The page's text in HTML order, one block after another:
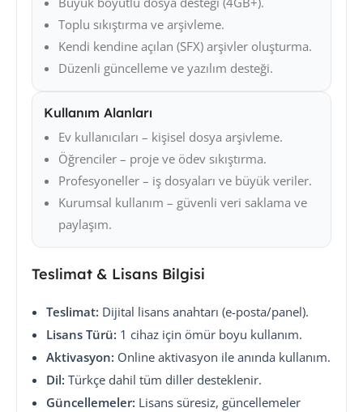
Toplu sıkıştırma ve arşivleme.
Kendi kendine açılan (SFX) arşivler oluşturma.
Düzenli güncelleme ve yazılım desteği.
Kullanım Alanları
Ev kullanıcıları – kişisel dosya arşivleme.
Öğrenciler – proje ve ödev sıkıştırma.
Profesyoneller – iş dosyaları ve büyük veriler.
Kurumsal kullanım – güvenli veri saklama ve
paylaşım.
Teslimat & Lisans Bilgisi
Teslimat: Dijital lisans anahtarı (e-posta/panel).
Lisans Türü: 1 cihaz için ömür boyu kullanım.
Aktivasyon: Online aktivasyon ile anında kullanım.
Dil: Türkçe dahil tüm diller desteklenir.
Güncellemeler: Lisans süresiz, güncellemeler